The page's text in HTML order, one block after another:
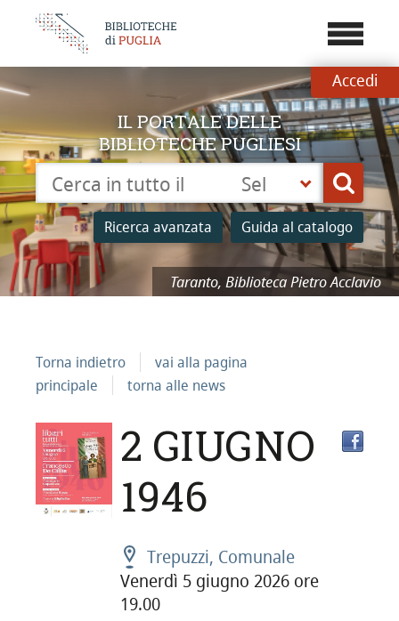
???
Accedi
Taranto, Biblioteca Pietro Acclavio
IL PORTALE DELLE
BIBLIOTECHE PUGLIESI
Cerca su "Catalogo"
Cerca
Ricerca avanzata Guida al catalogo
Seleziona
la
tua
biblioteca
Torna indietro
vai alla pagina
principale
torna alle news
2 GIUGNO
1946
Trepuzzi, Comunale
Venerdì 5 giugno 2026 ore
19.00